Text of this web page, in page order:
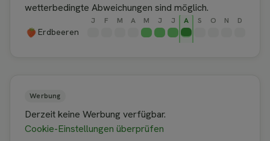
wetterbedingte Abweichungen sind möglich.
J F M A M J J A S O N D
Erdbeeren
Werbung
Derzeit keine Werbung verfügbar.
Cookie-Einstellungen überprüfen